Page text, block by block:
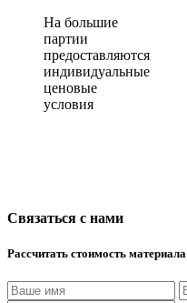
На большие
партии
предоставляются
индивидуальные
ценовые
условия
Связаться с нами
Рассчитать стоимость материала